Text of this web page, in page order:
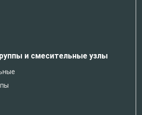
и смесительные узлы